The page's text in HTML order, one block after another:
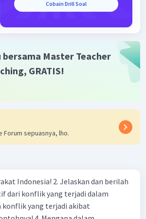
Cobain Drill Soal
Master Teacher
GRATIS!
Forum sepuasnya, lho.
Jelaskan dan berilah
dari konflik yang terjadi dalam